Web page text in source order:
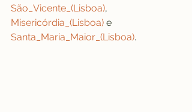
São_Vicente_(Lisboa),
Misericórdia_(Lisboa) e
Santa_Maria_Maior_(Lisboa).